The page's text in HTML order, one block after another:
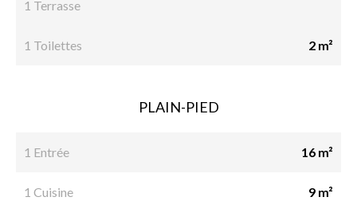
1 Terrasse
1 Toilettes 2 m²
PLAIN-PIED
1 Entrée 16 m²
1 Cuisine 9 m²